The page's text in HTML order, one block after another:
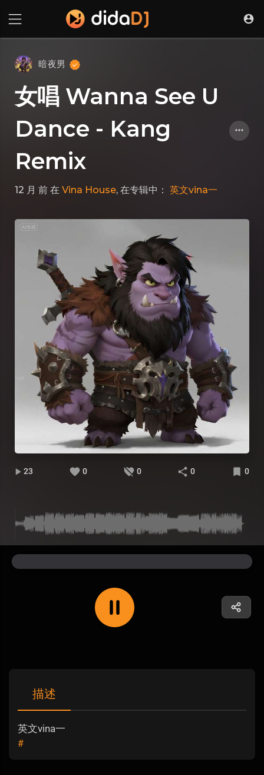
暗夜男
女唱 Wanna See U
Dance - Kang
Remix
12 月 前 在 Vina House, 在专辑中： 英文vina一
23 0 0 0 0
描述
英文vina一
#